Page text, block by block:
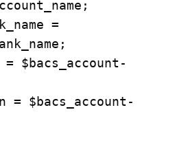
= $bacs_account -
= $bacs_account -